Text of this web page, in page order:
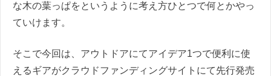
な木の葉っぱをというように考え方ひとつで何とかやっ
ていけます。
そこで今回は、アウトドアにてアイデア1つで便利に使
えるギアがクラウドファンディングサイトにて先行発売